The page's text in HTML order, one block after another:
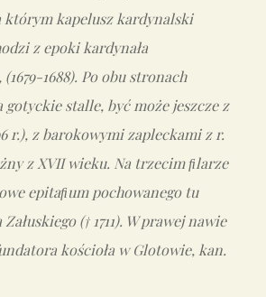
którym kapelusz kardynalski
z epoki kardynała
1688). Po obu stronach
gotyckie stalle, być może jeszcze z
r.), z barokowymi zapleckami z r.
z XVII wieku. Na trzecim ﬁlarze
epitaﬁum pochowanego tu
(† 1711). W prawej nawie
kościoła w Glotowie, kan.